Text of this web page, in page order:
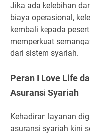
Jika ada kelebihan
biaya operasional,
kembali kepada
memperkuat
dari sistem syariah.
Peran I Love Life
Asuransi Syariah
Kehadiran layanan
asuransi syariah kini